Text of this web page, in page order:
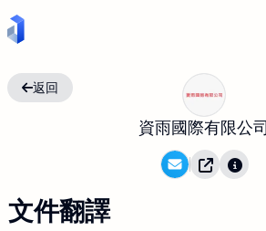
返回
資雨國際有限公司
文件翻譯